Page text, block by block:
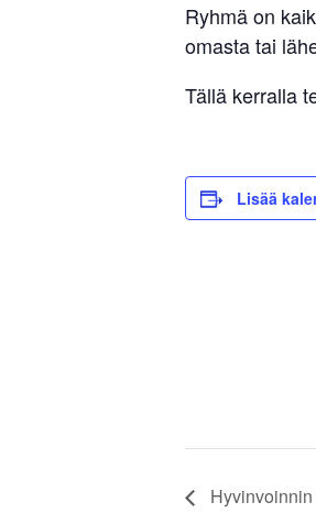
Ryhmä on
omasta tai
Tällä kerralla
Lisää